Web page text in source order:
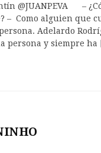
@JUANPEVA –
– Como alguien que
Adelardo
persona y siempre